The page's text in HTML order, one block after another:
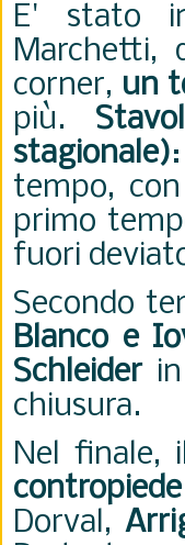
E' stato
Marchetti,
corner, un
più.
stagionale)
tempo, con
primo
fuori
Secondo
Blanco e
Schleiderin
chiusura.
Nel finale,
contropiede
Dorval,